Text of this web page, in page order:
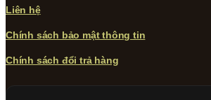
Liên hệ
Chính sách bảo mật thông tin
Chính sách đổi trả hàng